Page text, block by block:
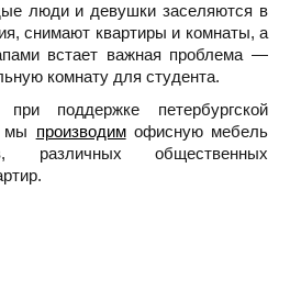
люди и девушки заселяются в
снимают квартиры и комнаты, а
встает важная проблема —
комнату для студента.
поддержке петербургской
мы производимофисную мебель
различных общественных